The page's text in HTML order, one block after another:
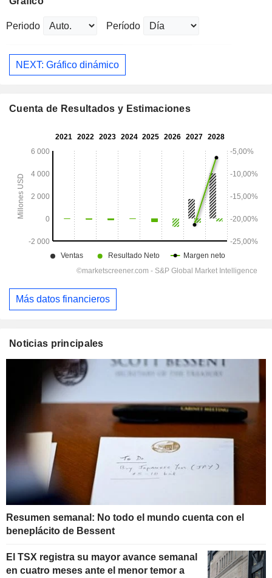
Periodo Período
NEXT: Gráfico dinámico
Cuenta de Resultados y Estimaciones
Más datos financieros
Noticias principales
Resumen semanal: No todo el mundo cuenta con el
beneplácito de Bessent
El TSX registra su mayor avance semanal
en cuatro meses ante el menor temor a